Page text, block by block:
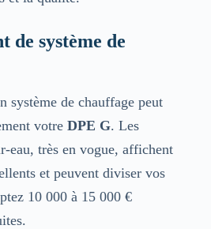
de système de
système de chauffage peut
votre DPE G. Les
eau, très en vogue, affichent
et peuvent diviser vos
10 000 à 15 000 €